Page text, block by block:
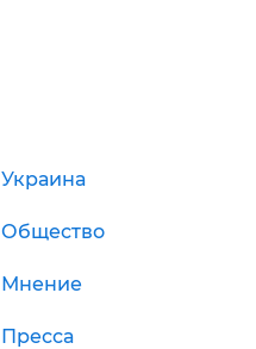
Украина
Общество
Мнение
Пресса